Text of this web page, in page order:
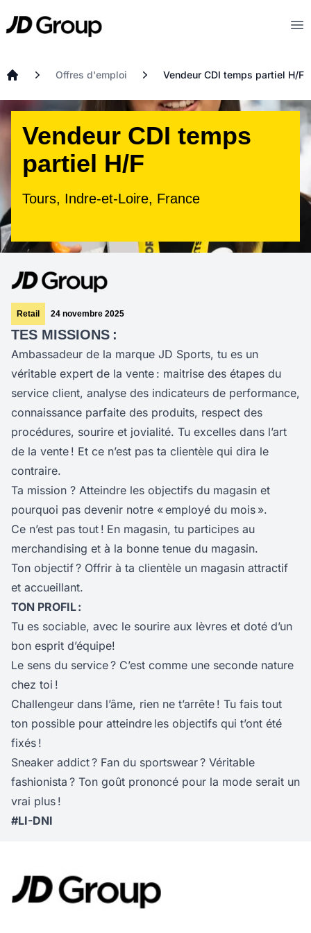
JD
Offres d'emploi Vendeur CDI temps partiel H/F
Vendeur CDI temps
partiel H/F
Tours, Indre-et-Loire, France
Retail 24 novembre 2025
TES MISSIONS :
Ambassadeur de la marque JD Sports, tu es un
véritable expert de la vente : maitrise des étapes du
service client, analyse des indicateurs de performance,
connaissance parfaite des produits, respect des
procédures, sourire et jovialité. Tu excelles dans l’art
de la vente ! Et ce n’est pas ta clientèle qui dira le
contraire.
Ta mission ? Atteindre les objectifs du magasin et
pourquoi pas devenir notre « employé du mois ».
Ce n’est pas tout ! En magasin, tu participes au
merchandising et à la bonne tenue du magasin.
Ton objectif ? Offrir à ta clientèle un magasin attractif
et accueillant.
TON PROFIL :
Tu es sociable, avec le sourire aux lèvres et doté d’un
bon esprit d’équipe!
Le sens du service ? C’est comme une seconde nature
chez toi !
Challengeur dans l’âme, rien ne t’arrête ! Tu fais tout
ton possible pour atteindre les objectifs qui t’ont été
fixés !
Sneaker addict ? Fan du sportswear ? Véritable
fashionista ? Ton goût prononcé pour la mode serait un
vrai plus !
#LI-DNI